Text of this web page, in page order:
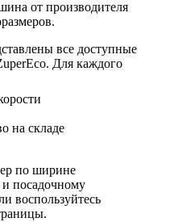
от производителя
все доступные
Для каждого
на складе
по ширине
и посадочному
воспользуйтесь